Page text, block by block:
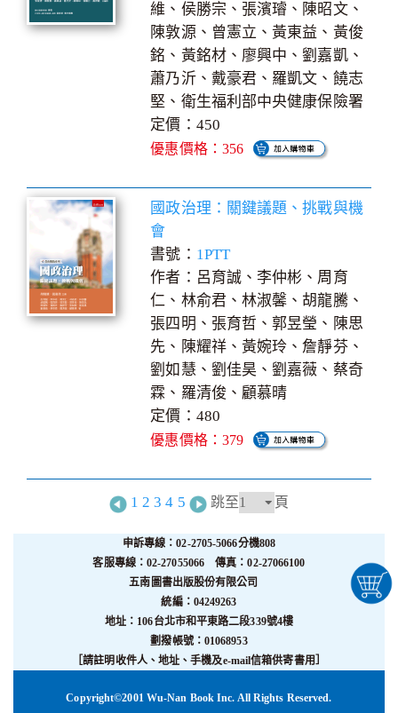
維、侯勝宗、張濱璿、陳昭文、
陳敦源、曾憲立、黃東益、黃俊
銘、黃銘材、廖興中、劉嘉凱、
蕭乃沂、戴豪君、羅凱文、饒志
堅、衛生福利部中央健康保險署
定價：450
優惠價格：356
國政治理：關鍵議題、挑戰與機
會
書號： 1PTT
作者：呂育誠、李仲彬、周育
仁、林俞君、林淑馨、胡龍騰、
張四明、張育哲、郭昱瑩、陳思
先、陳耀祥、黃婉玲、詹靜芬、
劉如慧、劉佳昊、劉嘉薇、蔡奇
霖、羅清俊、顧慕晴
定價：480
優惠價格：379
1 2 3 4 5 跳至 頁
申訴專線：02-2705-5066分機808
客服專線：02-27055066 傳真：02-27066100
五南圖書出版股份有限公司
統編：04249263
地址：106台北市和平東路二段339號4樓
劃撥帳號：01068953
［請註明收件人、地址、手機及e-mail信箱供寄書用］
Copyright©2001 Wu-Nan Book Inc. All Rights Reserved.